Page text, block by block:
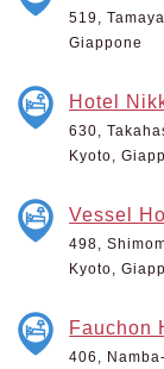
519,
Giappone
Hotel
630,
Kyoto,
Vessel
498,
Kyoto,
Fauchon
406,